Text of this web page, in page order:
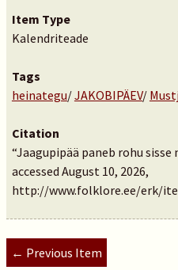
Item Type
Kalendriteade
Tags
heinategu/JAKOBIPÄEV/
Citation
“Jaagupipää paneb rohu sisse
accessed August 10, 2026,
http://www.folklore.ee/erk/
← Previous Item